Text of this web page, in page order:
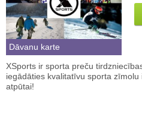
Dāvanu karte
XSports ir sporta preču
iegādāties kvalitatīvu sporta
atpūtai!